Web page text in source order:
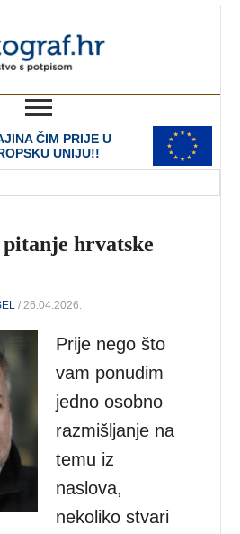
ČIM PRIJE U
UNIJU!!
pitanje hrvatske
/ 26.04.2026.
Prije nego što
vam ponudim
jedno osobno
razmišljanje na
temu iz
naslova,
nekoliko stvari